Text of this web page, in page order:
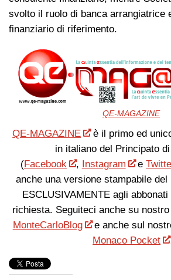
svolto il ruolo di banca arrangiatrice
finanziario di riferimento.
QE-MAGAZINE
QE-MAGAZINE
è il primo ed
in italiano del Principato
(Facebook , Instagram e
anche una versione stampabile
ESCLUSIVAMENTE agli
richiesta. Seguiteci anche su
MonteCarloBlog
e anche sul
Monaco Pocket